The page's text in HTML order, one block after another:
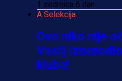
1 sedmica 6 dan
A Selekcija
Ovo niko nije
Vasilj
kluba!